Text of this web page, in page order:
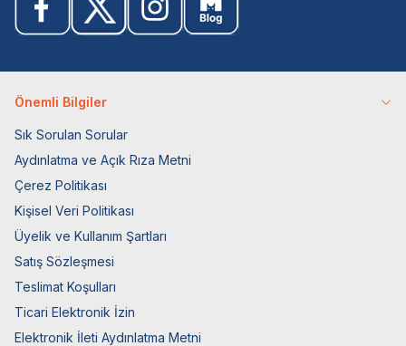
Önemli Bilgiler
Sık Sorulan Sorular
Aydınlatma ve Açık Rıza Metni
Çerez Politikası
Kişisel Veri Politikası
Üyelik ve Kullanım Şartları
Satış Sözleşmesi
Teslimat Koşulları
Ticari Elektronik İzin
Elektronik İleti Aydınlatma Metni